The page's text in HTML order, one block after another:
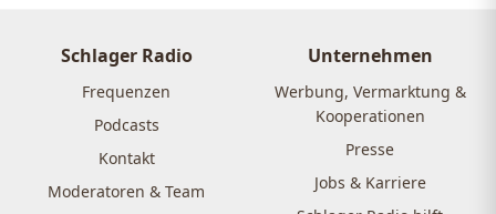
Schlager Radio
Frequenzen
Podcasts
Kontakt
Moderatoren & Team
Unternehmen
Werbung, Vermarktung &
Kooperationen
Presse
Jobs & Karriere